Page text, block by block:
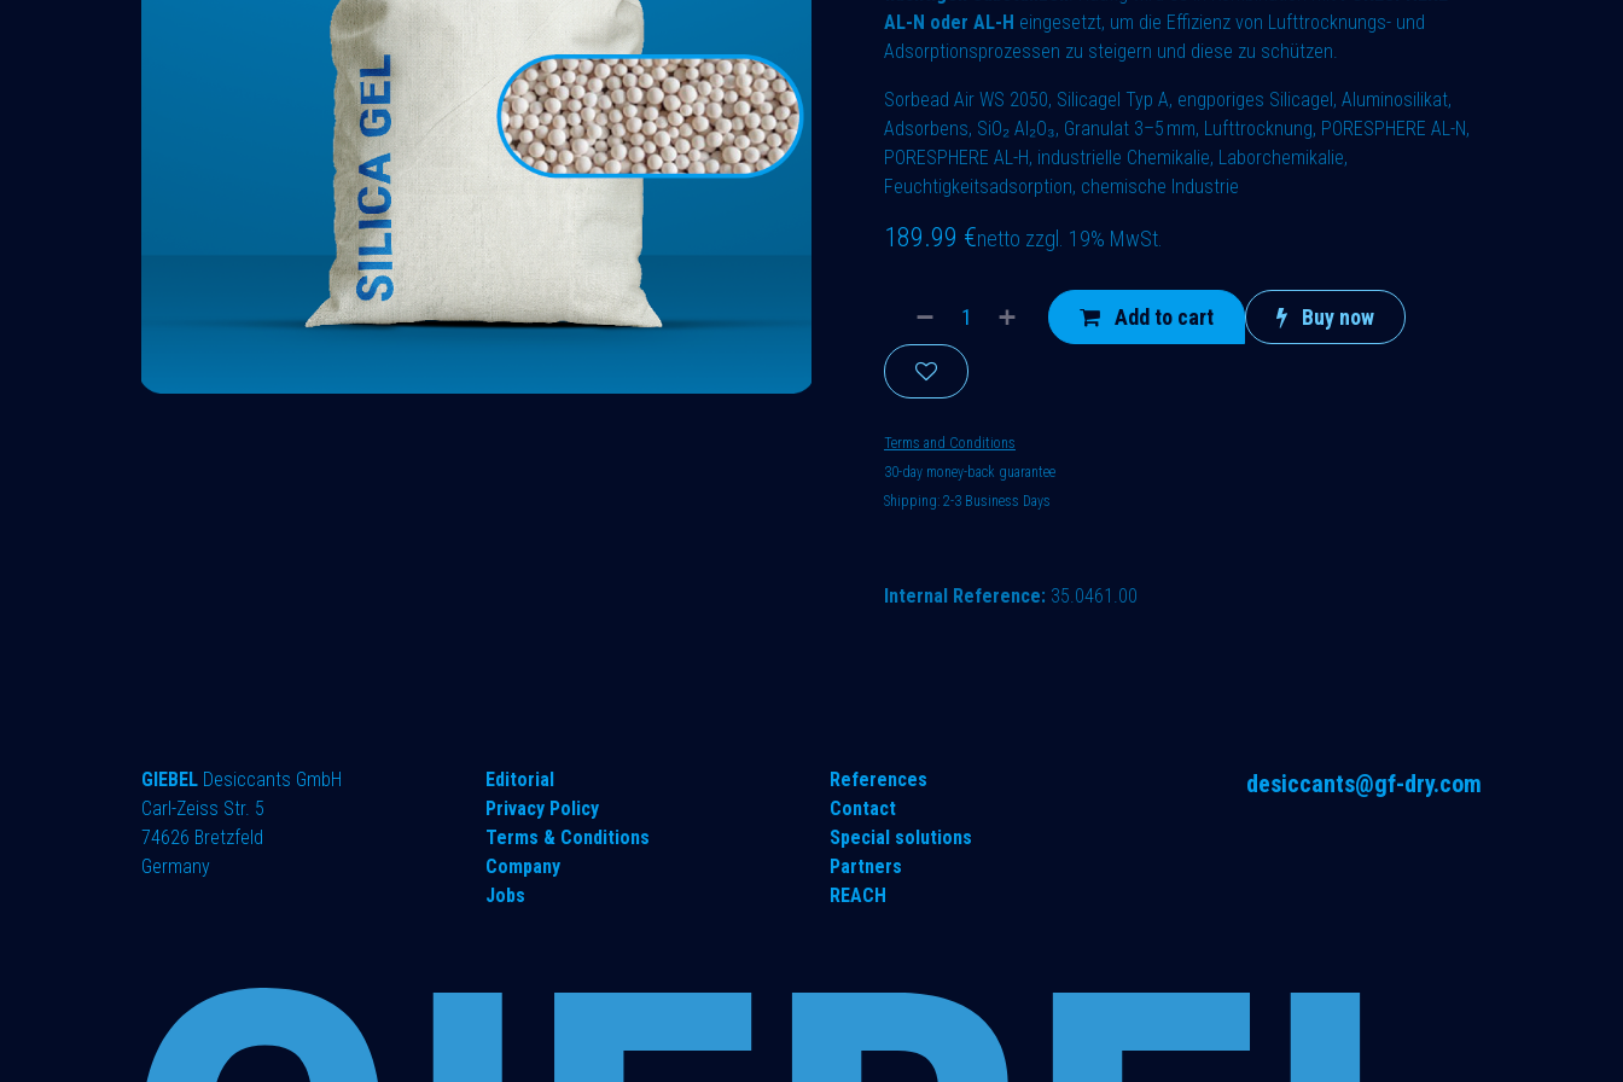
AL-N oder AL-H eingesetzt, um die Effizienz von Lufttrocknungs- und
Adsorptionsprozessen zu steigern und diese zu schützen.
Sorbead Air WS 2050, Silicagel Typ A, engporiges Silicagel, Aluminosilikat,
Adsorbens, SiO₂ Al₂O₃, Granulat 3–5 mm, Lufttrocknung, PORESPHERE AL-N,
PORESPHERE AL-H, industrielle Chemikalie, Laborchemikalie,
Feuchtigkeitsadsorption, chemische Industrie
189.99 €netto zzgl. 19% MwSt.
Add to cart Buy now
Terms and Conditions
30-day money-back guarantee
Shipping: 2-3 Business Days
Internal Reference: 35.0461.00
GIEBEL Desiccants GmbH
Carl-Zeiss Str. 5
74626 Bretzfeld
Germany
​Editorial
Privacy Policy
Terms & Conditions
Company
Jobs
References
Contact
Special solutions
Partners
REACH
desiccants@gf-dry.com